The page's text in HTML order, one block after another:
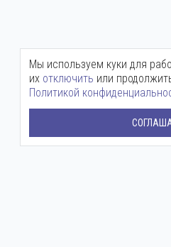
Мы используем куки для
их отключить или
Политикой